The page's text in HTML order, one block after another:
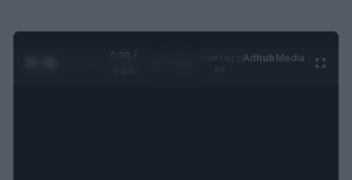
0:29 /
Adhub Media